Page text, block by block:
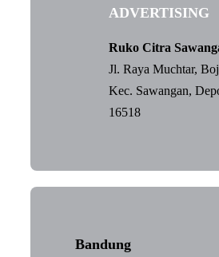
ADVERTISING
Ruko Citra
Jl. Raya Muchtar,
Kec. Sawangan,
16518
Bandung